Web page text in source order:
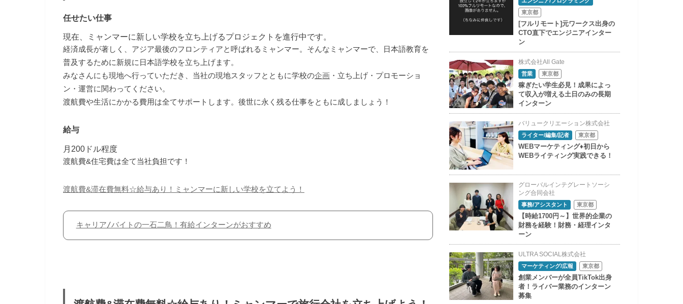
任せたい仕事
現在、ミャンマーに新しい学校を立ち上げるプロジェクトを進行中です。
経済成長が著しく、アジア最後のフロンティアと呼ばれるミャンマー。そんなミャンマーで、日本語教育を
普及するために新規に日本語学校を立ち上げます。
みなさんにも現地へ行っていただき、当社の現地スタッフとともに学校の企画 ・立ち上げ・プロモーショ
ン・運営に関わってください。
渡航費や生活にかかる費用は全てサポートします。後世に永く残る仕事をともに成しましょう！
給与
月200ドル程度
渡航費&住宅費は全て当社負担です！
渡航費&滞在費無料☆給与あり！ミャンマーに新しい学校を立てよう！
キャリア/バイトの一石二鳥！有給インターンがおすすめ
東京都
[フルリモート]元ワークス出身の
CTO直下でエンジニアインター
ン
株式会社All Gate
営業 東京都
稼ぎたい学生必見！成果によっ
て収入が増える土日のみの長期
インターン
バリュークリエーション株式会社
ライター/編集/記者 東京都
WEBマーケティング♦初日から
WEBライティング実践できる！
グローバルインテグレートソーシ
ング合同会社
事務/アシスタント 東京都
【時給1700円～】世界的企業の
財務を経験！財務・経理インタ
ーン
ULTRA SOCIAL株式会社
マーケティング/広報 東京都
創業メンバーが全員TikTok出身
者！ライバー業務のインターン
募集